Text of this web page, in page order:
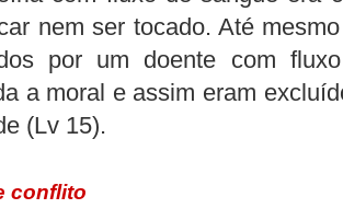
nem ser tocado. Até
por um doente com
a moral e assim eram
(Lv 15).
conflito